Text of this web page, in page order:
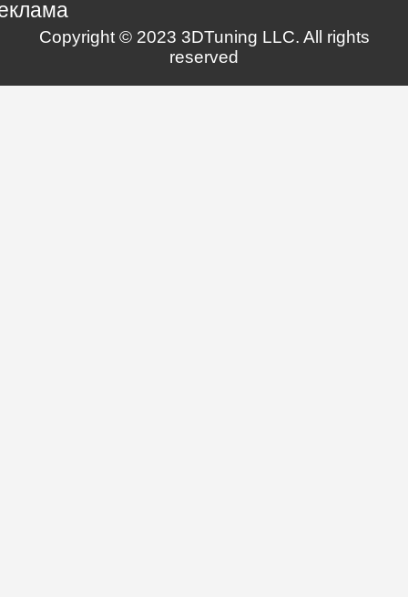
Copyright © 2023 3DTuning LLC. All rights
reserved